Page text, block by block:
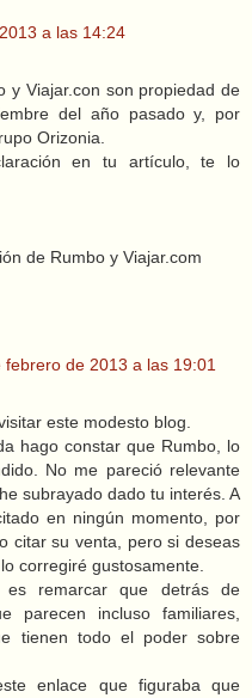
a las 14:24
y Viajar.con son propiedad de
del año pasado y, por
Orizonia.
en tu artículo, te lo
de Rumbo y Viajar.com
febrero de 2013 a las 19:01
este modesto blog.
hago constar que Rumbo, lo
No me pareció relevante
subrayado dado tu interés. A
en ningún momento, por
citar su venta, pero si deseas
corregiré gustosamente.
remarcar que detrás de
parecen incluso familiares,
tienen todo el poder sobre
enlace que figuraba que